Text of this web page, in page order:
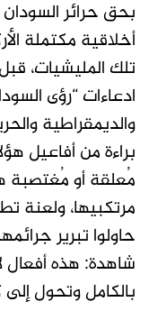
بحق حرائر
أخلاقية مكتملة
تلك المليشيات،
ادعاءات “رؤى
والديمقراطية
براءة من أفاعيل
مُعلقة أو
مرتكبيها، ولعنة
حاولوا تبرير
شاهدة: هذه أفعال
بالكامل وتحول